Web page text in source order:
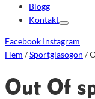
Blogg
Kontakt
Facebook Instagram
Hem /Sportglasögon /
Out Of